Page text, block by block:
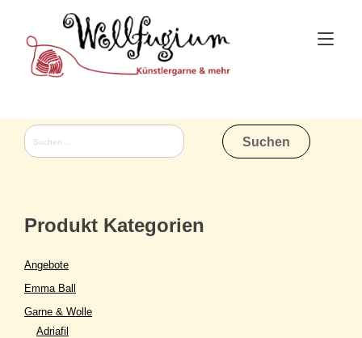
content
Suchen
nach:
Produkt Kategorien
Angebote
Emma Ball
Garne & Wolle
Adriafil